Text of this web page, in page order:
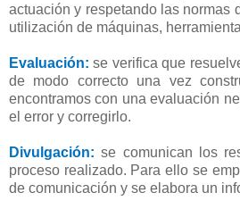
actuación y respetando las normas
utilización de máquinas,
Evaluación: se verifica que
de modo correcto una vez
encontramos con una evaluación
el error y corregirlo.
Divulgación: se comunican los
proceso realizado. Para ello se
de comunicación y se elabora un